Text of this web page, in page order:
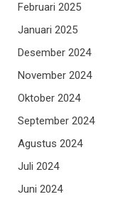
Februari 2025
Januari 2025
Desember 2024
November 2024
Oktober 2024
September 2024
Agustus 2024
Juli 2024
Juni 2024